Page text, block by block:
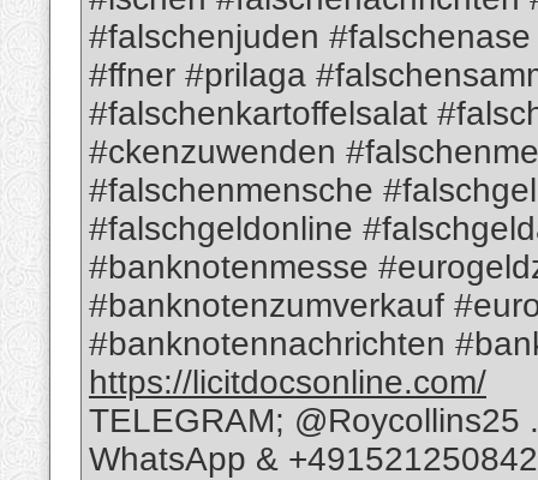
#falschenjuden
#ffner #prilaga
#falschenkartoffelsalat
#ckenzuwenden
#falschenmensche
#falschgeldonline
#banknotenmesse
#banknotenzumverkauf
#banknotennachrichten
https://licitdocsonline.com/
TELEGRAM; @Roycollins25 .
WhatsApp &